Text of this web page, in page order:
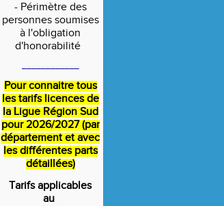
- Périmètre des
personnes soumises
à l'obligation
d'honorabilité
Pour connaitre tous
les tarifs licences de
la Ligue Région Sud
pour 2026/2027 (par
département et avec
les différentes parts
détaillées)
Tarifs applicables
au